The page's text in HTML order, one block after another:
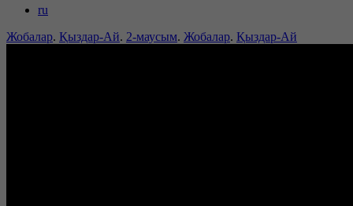
ru
Жобалар. Қыздар-Ай. 2-маусым. Жобалар. Қыздар-Ай